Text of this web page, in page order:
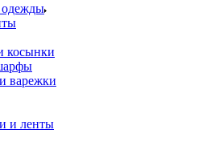
одежды
косынки
варежки
и ленты